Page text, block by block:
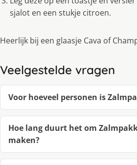
sjalot en een stukje citroen.
Heerlijk bij een glaasje Cava of
Veelgestelde vragen
Voor hoeveel personen is
Hoe lang duurt het om
maken?